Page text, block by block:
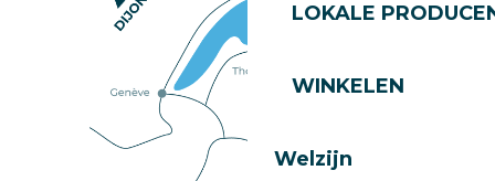
LOKALE
WINKELEN
Welzijn